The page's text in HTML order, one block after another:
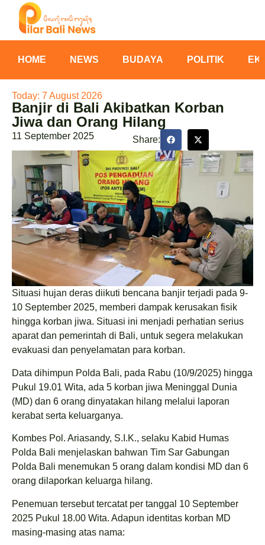
HOME NEWS BUDAYA POLITIK
Today: 7 August 2026
Banjir di Bali Akibatkan Korban
Jiwa dan Orang Hilang
11 September 2025 Share:
Situasi hujan deras diikuti bencana banjir terjadi pada 9-
10 September 2025, memberi dampak kerusakan fisik
hingga korban jiwa. Situasi ini menjadi perhatian serius
aparat dan pemerintah di Bali, untuk segera melakukan
evakuasi dan penyelamatan para korban.
Data dihimpun Polda Bali, pada Rabu (10/9/2025) hingga
Pukul 19.01 Wita, ada 5 korban jiwa Meninggal Dunia
(MD) dan 6 orang dinyatakan hilang melalui laporan
kerabat serta keluarganya.
Kombes Pol. Ariasandy, S.I.K., selaku Kabid Humas
Polda Bali menjelaskan bahwan Tim Sar Gabungan
Polda Bali menemukan 5 orang dalam kondisi MD dan 6
orang dilaporkan keluarga hilang.
Penemuan tersebut tercatat per tanggal 10 September
2025 Pukul 18.00 Wita. Adapun identitas korban MD
masing-masing atas nama: